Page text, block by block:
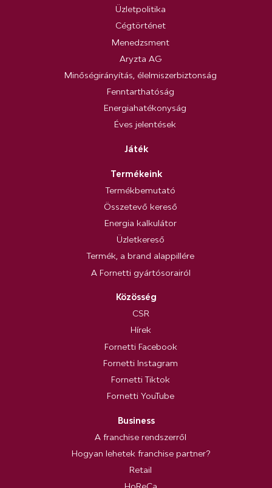
Üzletpolitika
Cégtörténet
Menedzsment
Aryzta AG
Minőségirányítás, élelmiszerbiztonság
Fenntarthatóság
Energiahatékonyság
Éves jelentések
Játék
Termékeink
Termékbemutató
Összetevő kereső
Energia kalkulátor
Üzletkereső
Termék, a brand alappillére
A Fornetti gyártósorairól
Közösség
CSR
Hírek
Fornetti Facebook
Fornetti Instagram
Fornetti Tiktok
Fornetti YouTube
Business
A franchise rendszerről
Hogyan lehetek franchise partner?
Retail